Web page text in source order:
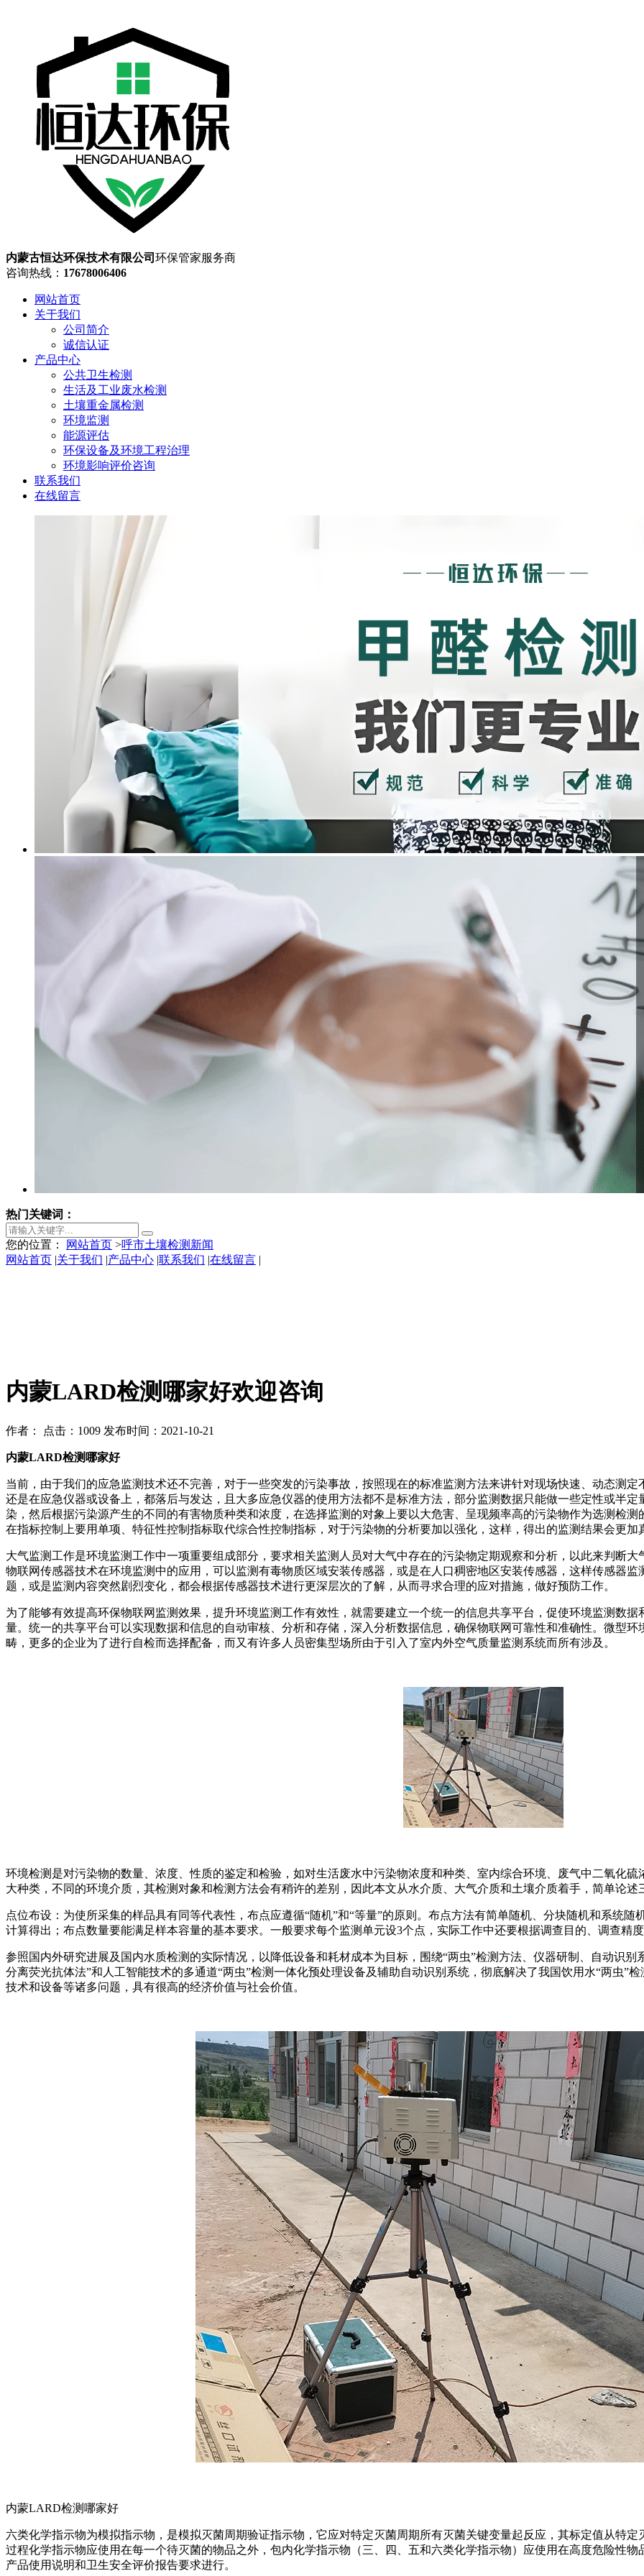
内蒙古恒达环保技术有限公司 环保管家服务商
咨询热线： 17678006406
网站首页
关于我们
公司简介
诚信认证
产品中心
公共卫生检测
生活及工业废水检测
土壤重金属检测
环境监测
能源评估
环保设备及环境工程治理
环境影响评价咨询
联系我们
在线留言
热门关键词：
您的位置： 网站首页 >呼市土壤检测新闻
内蒙LARD检测哪家好欢迎咨询
作者： 点击：1009 发布时间：2021-10-21
内蒙LARD检测哪家好
当前，由于我们的应急监测技术还不完善，对于一些突发的污染事故，按照现在的标准监测方法来讲针对现场快速、动态测
还是在应急仪器或设备上，都落后与发达，且大多应急仪器的使用方法都不是标准方法，部分监测数据只能做一些定性或半
染，然后根据污染源产生的不同的有害物质种类和浓度，在选择监测的对象上要以大危害、呈现频率高的污染物作为选测检
在指标控制上要用单项、特征性控制指标取代综合性控制指标，对于污染物的分析要加以强化，这样，得出的监测结果会更加
大气监测工作是环境监测工作中一项重要组成部分，要求相关监测人员对大气中存在的污染物定期观察和分析，以此来判断
物联网传感器技术在环境监测中的应用，可以监测有毒物质区域安装传感器，或是在人口稠密地区安装传感器，这样传感器
题，或是监测内容突然剧烈变化，都会根据传感器技术进行更深层次的了解，从而寻求合理的应对措施，做好预防工作。
为了能够有效提高环保物联网监测效果，提升环境监测工作有效性，就需要建立一个统一的信息共享平台，促使环境监测数
量。统一的共享平台可以实现数据和信息的自动审核、分析和存储，深入分析数据信息，确保物联网可靠性和准确性。微型
畴，更多的企业为了进行自检而选择配备，而又有许多人员密集型场所由于引入了室内外空气质量监测系统而所有涉及。
环境检测是对污染物的数量、浓度、性质的鉴定和检验，如对生活废水中污染物浓度和种类、室内综合环境、废气中二氧化
大种类，不同的环境介质，其检测对象和检测方法会有稍许的差别，因此本文从水介质、大气介质和土壤介质着手，简单论
点位布设：为使所采集的样品具有同等代表性，布点应遵循“随机”和“等量”的原则。布点方法有简单随机、分块随机和系统
计算得出；布点数量要能满足样本容量的基本要求。一般要求每个监测单元设3个点，实际工作中还要根据调查目的、调查精
参照国内外研究进展及国内水质检测的实际情况，以降低设备和耗材成本为目标，围绕“两虫”检测方法、仪器研制、自动识
分离荧光抗体法”和人工智能技术的多通道“两虫”检测一体化预处理设备及辅助自动识别系统，彻底解决了我国饮用水“两虫”
技术和设备等诸多问题，具有很高的经济价值与社会价值。
内蒙LARD检测哪家好
六类化学指示物为模拟指示物，是模拟灭菌周期验证指示物，它应对特定灭菌周期所有灭菌关键变量起反应，其标定值从特
过程化学指示物应使用在每一个待灭菌的物品之外，包内化学指示物（三、四、五和六类化学指示物）应使用在高度危险性
产品使用说明和卫生安全评价报告要求进行。
网站首页 |关于我们 |产品中心 |联系我们 |在线留言 |